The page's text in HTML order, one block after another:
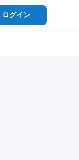
ログイン